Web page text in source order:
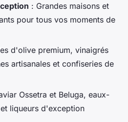
: Grandes maisons et
pour tous vos moments de
d'olive premium, vinaigrés
artisanales et confiseries de
Ossetra et Beluga, eaux-
liqueurs d'exception